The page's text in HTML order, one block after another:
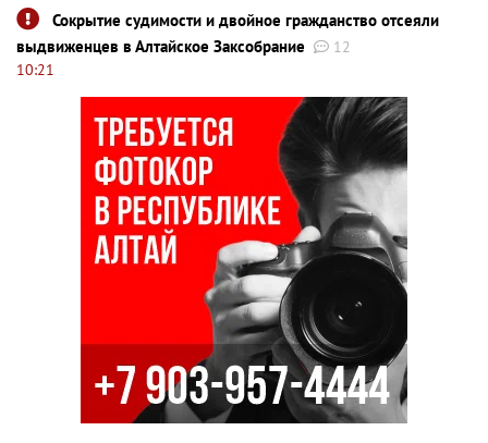
Сокрытие судимости и двойное гражданство отсеяли
выдвиженцев в Алтайское Заксобрание
12
10:21